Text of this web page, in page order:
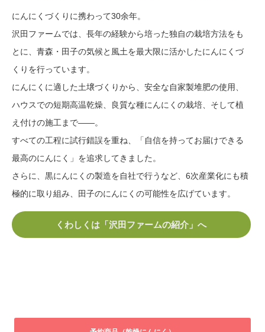
にんにくづくりに携わって30余年。
沢田ファームでは、長年の経験から培った独自の栽培方法をも
とに、青森・田子の気候と風土を最大限に活かしたにんにくづ
くりを行っています。
にんにくに適した土壌づくりから、安全な自家製堆肥の使用、
ハウスでの短期高温乾燥、良質な種にんにくの栽培、そして植
え付けの施工まで——。
すべての工程に試行錯誤を重ね、「自信を持ってお届けできる
最高のにんにく」を追求してきました。
さらに、黒にんにくの製造を自社で行うなど、6次産業化にも積
極的に取り組み、田子のにんにくの可能性を広げています。
くわしくは「沢田ファームの紹介」へ